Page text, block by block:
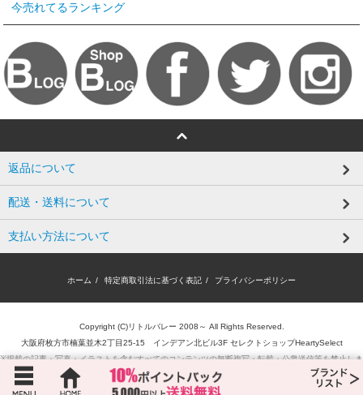
今売れてるランキング
返品について
配送・送料について
支払い方法について
ホーム / 特定商取引法に基づく表記 / プライバシーポリシー
Copyright (C)リトルバレー 2008～ All Rights Reserved.
大阪府枚方市楠葉並木2丁目25-15 インデアン北ビル3F セレクトショップHeartySelect
※掲載の記事・写真・イラストを含むすべてのコンテンツの無断複写・転載・公衆送信等を禁止しま
す。